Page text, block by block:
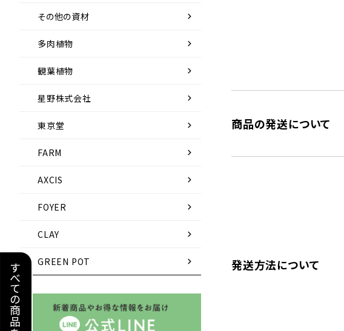
商品の発送について
発送方法について
その他の資材 chevron_right
多肉植物 chevron_right
観葉植物 chevron_right
星野株式会社 chevron_right
東京堂 chevron_right
FARM chevron_right
AXCIS chevron_right
FOYER chevron_right
CLAY chevron_right
GREEN POT chevron_right